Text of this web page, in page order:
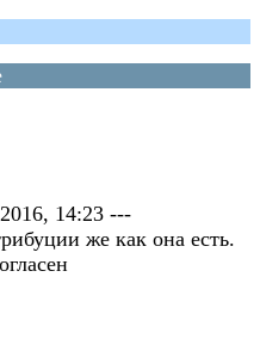
14:23 ---
же как она есть.